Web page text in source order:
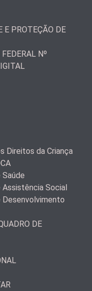
E PROTEÇÃO DE
Nº
Direitos da Criança
Assistência Social
Desenvolvimento
DE